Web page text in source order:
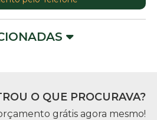
O QUE PROCURAVA?
grátis agora mesmo!